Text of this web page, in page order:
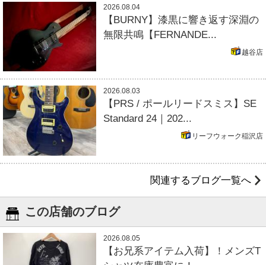
2026.08.04
【BURNY】漆黒に響き返す深淵の
無限共鳴【FERNANDE...
越谷店
2026.08.03
【PRS / ポールリードスミス】SE
Standard 24｜202...
リーフウォーク稲沢店
関連するブログ一覧へ
この店舗のブログ
2026.08.05
【お兄系アイテム入荷】！メンズT